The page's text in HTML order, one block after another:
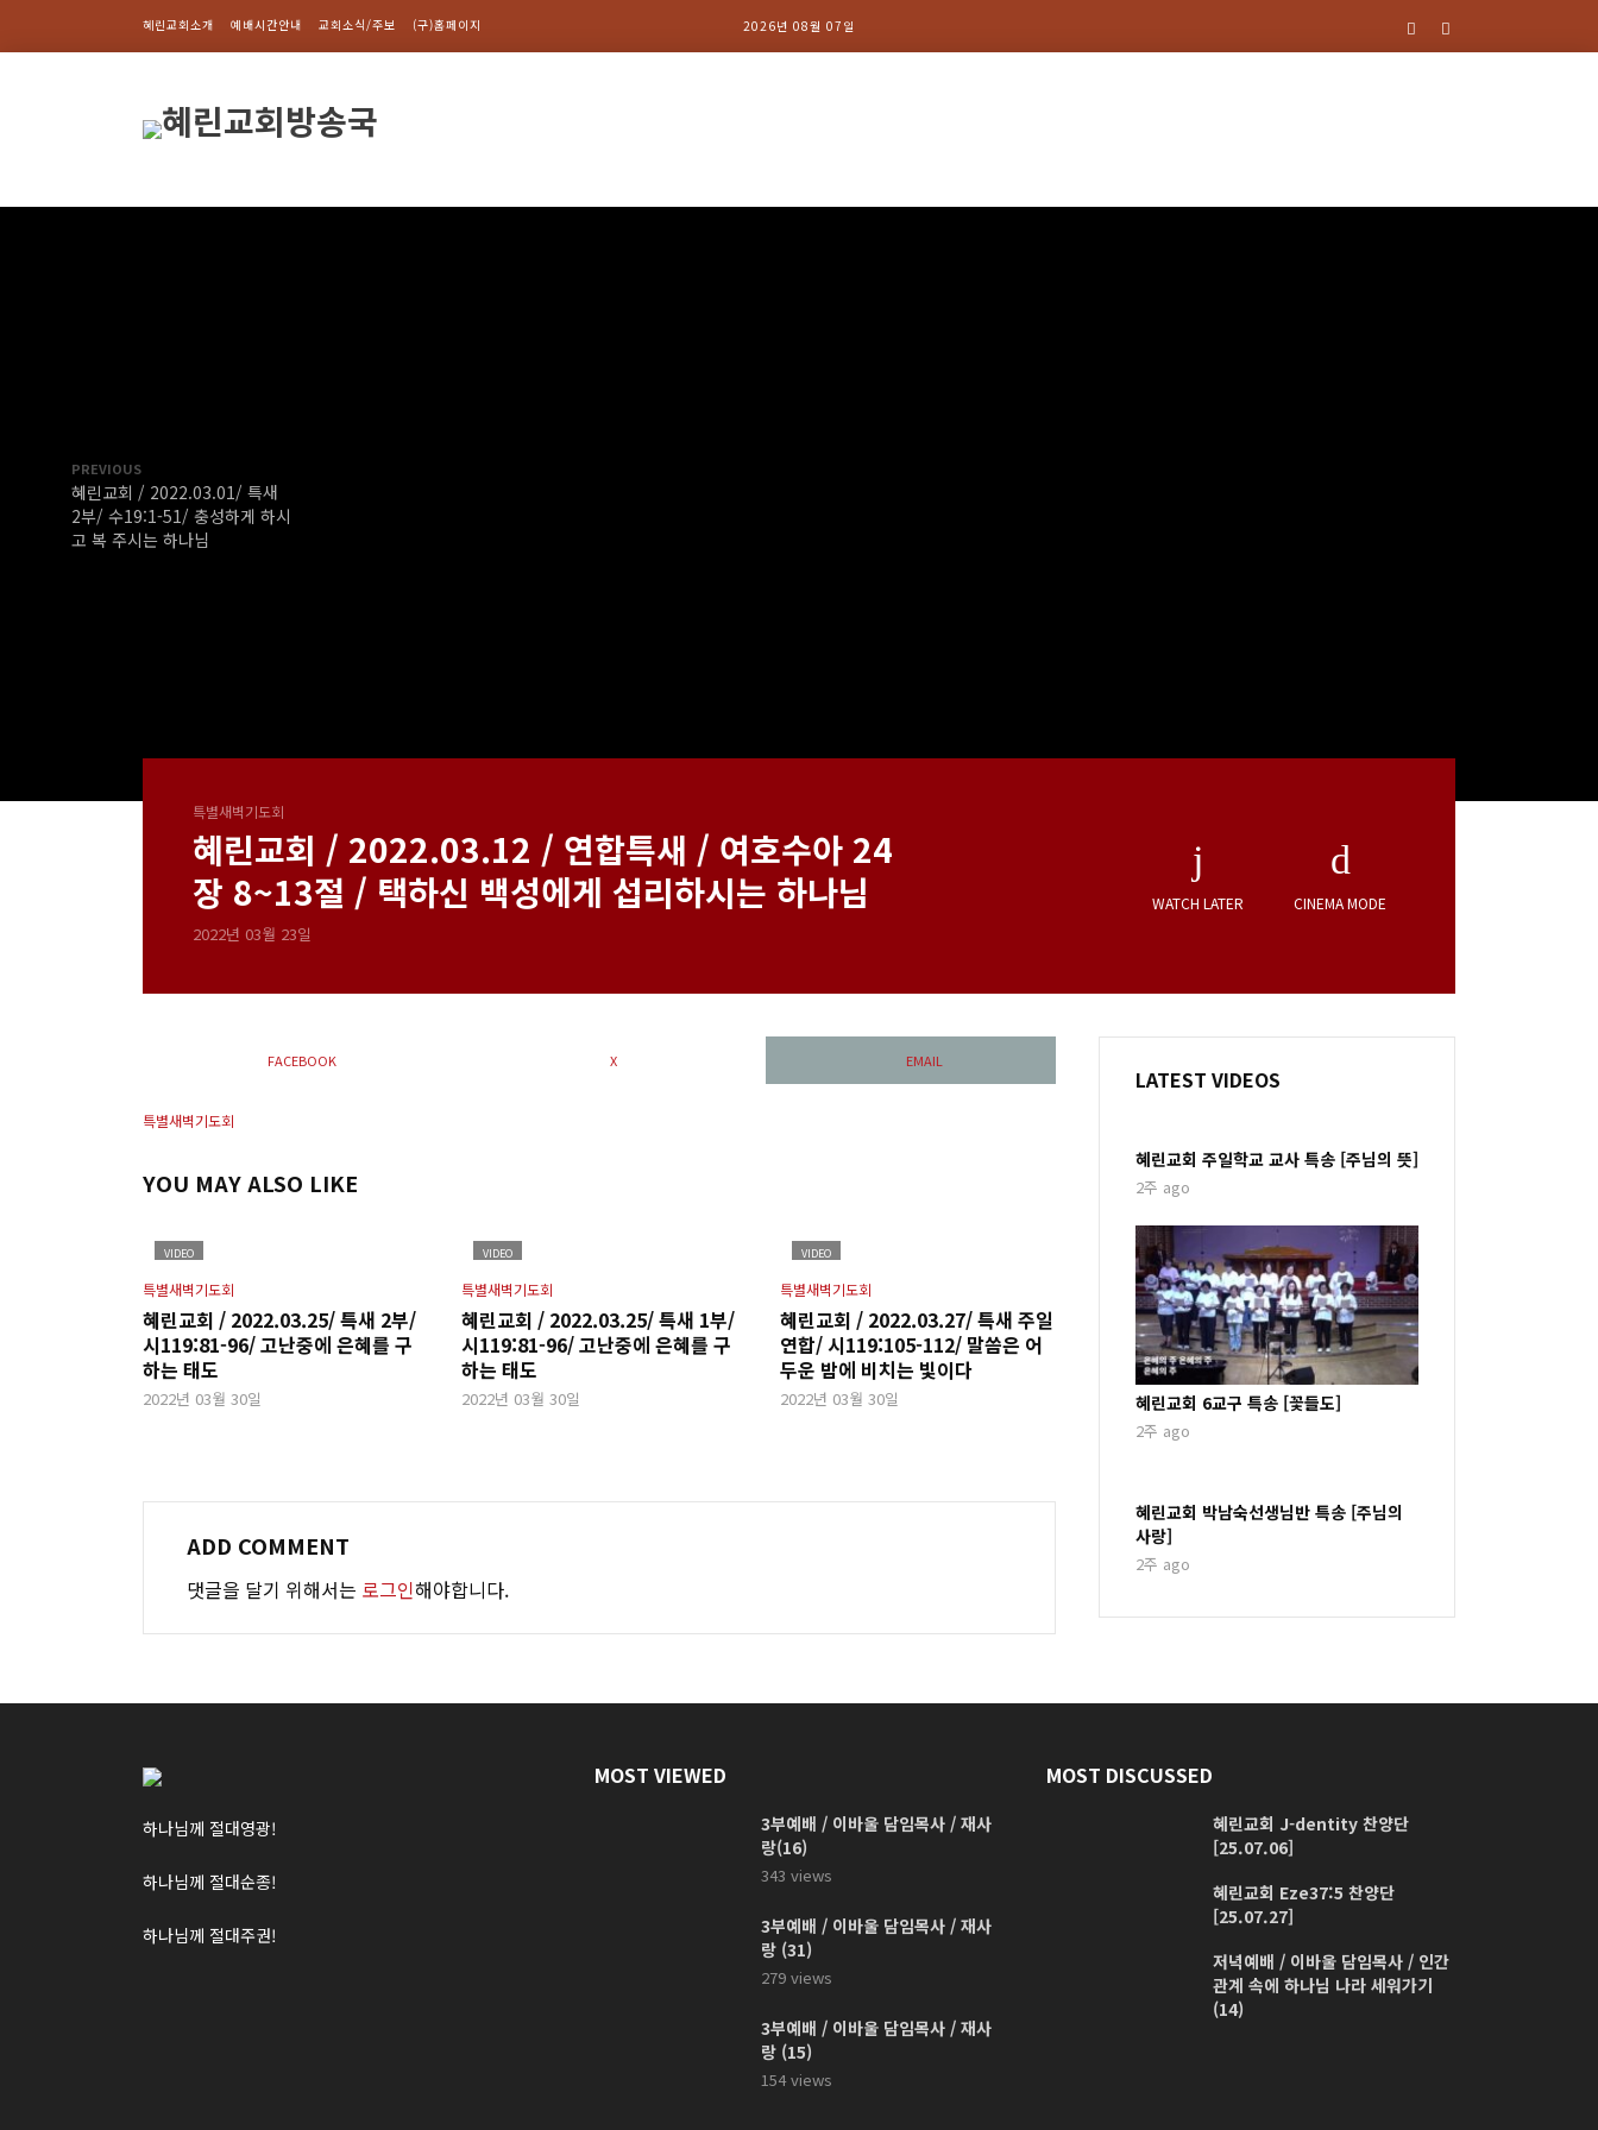
혜린교회소개 예배시간안내 교회소식/주보 (구)홈페이지 2026년 08월 07일
PREVIOUS
혜린교회 / 2022.03.01/ 특새
2부/ 수19:1-51/ 충성하게 하시
고 복 주시는 하나님
특별새벽기도회
혜린교회 / 2022.03.12 / 연합특새 / 여호수아 24
장 8~13절 / 택하신 백성에게 섭리하시는 하나님
2022년 03월 23일
WATCH LATER CINEMA MODE
FACEBOOK X EMAIL
특별새벽기도회
YOU MAY ALSO LIKE
VIDEO
특별새벽기도회
혜린교회 / 2022.03.25/ 특새 2부/
시119:81-96/ 고난중에 은혜를 구
하는 태도
2022년 03월 30일
VIDEO
특별새벽기도회
혜린교회 / 2022.03.25/ 특새 1부/
시119:81-96/ 고난중에 은혜를 구
하는 태도
2022년 03월 30일
VIDEO
특별새벽기도회
혜린교회 / 2022.03.27/ 특새 주일
연합/ 시119:105-112/ 말씀은 어
두운 밤에 비치는 빛이다
2022년 03월 30일
ADD COMMENT
댓글을 달기 위해서는 로그인해야합니다.
LATEST VIDEOS
혜린교회 주일학교 교사 특송 [주님의 뜻]
2주 ago
혜린교회 6교구 특송 [꽃들도]
2주 ago
혜린교회 박남숙선생님반 특송 [주님의
사랑]
2주 ago
하나님께 절대영광!
하나님께 절대순종!
하나님께 절대주권!
MOST VIEWED
3부예배 / 이바울 담임목사 / 재사
랑(16)
343 views
3부예배 / 이바울 담임목사 / 재사
랑 (31)
279 views
3부예배 / 이바울 담임목사 / 재사
랑 (15)
154 views
MOST DISCUSSED
혜린교회 J-dentity 찬양단
[25.07.06]
혜린교회 Eze37:5 찬양단
[25.07.27]
저녁예배 / 이바울 담임목사 / 인간
관계 속에 하나님 나라 세워가기
(14)